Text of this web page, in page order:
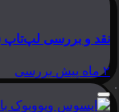
نقد و بررسی لپ‌تاپ Alienware Aurora 16X (2025)
۲ ماه پیش بررسی